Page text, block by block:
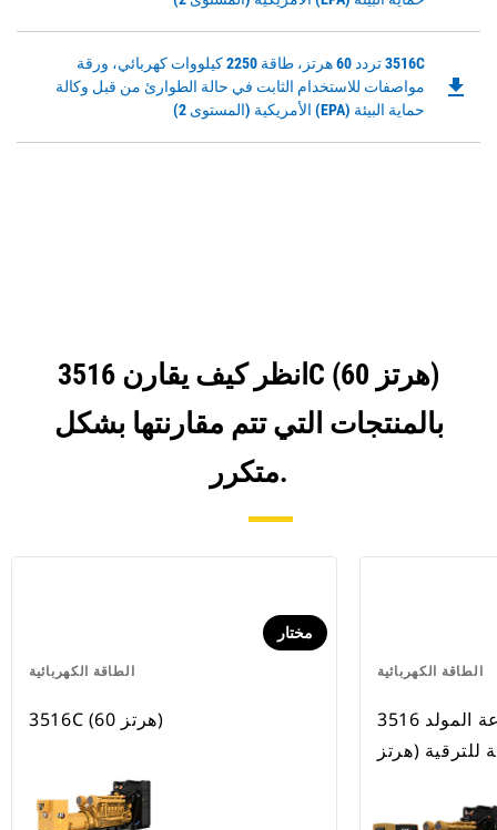
Tab
3516C تردد 60 هرتز، طاقة 2250 كيلووات كهربائي، ورقة
مواصفات للاستخدام الثابت في حالة الطوارئ من قبل وكالة
حماية البيئة (EPA) الأمريكية (المستوى 2)
Downloadable
PDF
file_download
انظر كيف يقارن 3516C (60 هرتز)
بالمنتجات التي تتم مقارنتها بشكل
متكرر.
الطاقة الكهربائية
مختار
3516C (60 هرتز)
الطاقة الكهربائية
مجموعة المولد 3516C (بتردد 50
للترقية